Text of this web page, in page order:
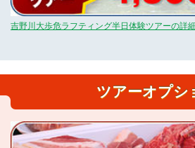
吉野川大歩危ラフティング半日体験ツアーの詳
ツアーオプシ